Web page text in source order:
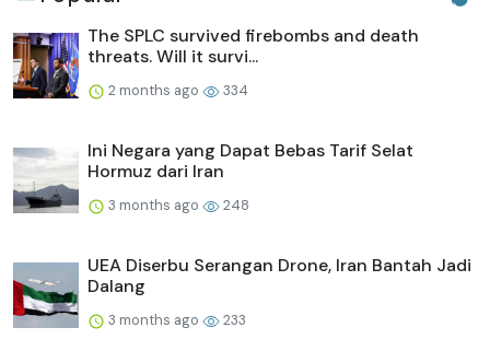
The SPLC survived firebombs and death
threats. Will it survi...
2 months ago 334
Ini Negara yang Dapat Bebas Tarif Selat
Hormuz dari Iran
3 months ago 248
UEA Diserbu Serangan Drone, Iran Bantah Jadi
Dalang
3 months ago 233